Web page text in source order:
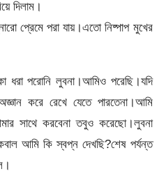
দিলাম।
প্রেমে পরা যায়।এতো নিষ্পাপ মুখের
ধরা পরোনি লুবনা।আমিও পরেছি।যদি
করে রেখে যেতে পারতেনা।আমি
সাথে করবেনা তবুও করেছো।লুবনা
আমি কি স্বপ্ন দেখছি?শেষ পর্যন্ত